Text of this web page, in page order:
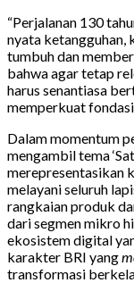
“Perjalanan 130
nyata ketangguhan,
tumbuh dan
bahwa agar tetap
harus senantiasa
memperkuat fondasi
Dalam momentum
mengambil tema
merepresentasikan
melayani seluruh
rangkaian produk
dari segmen mikro
ekosistem digital
karakter BRI yang
transformasi